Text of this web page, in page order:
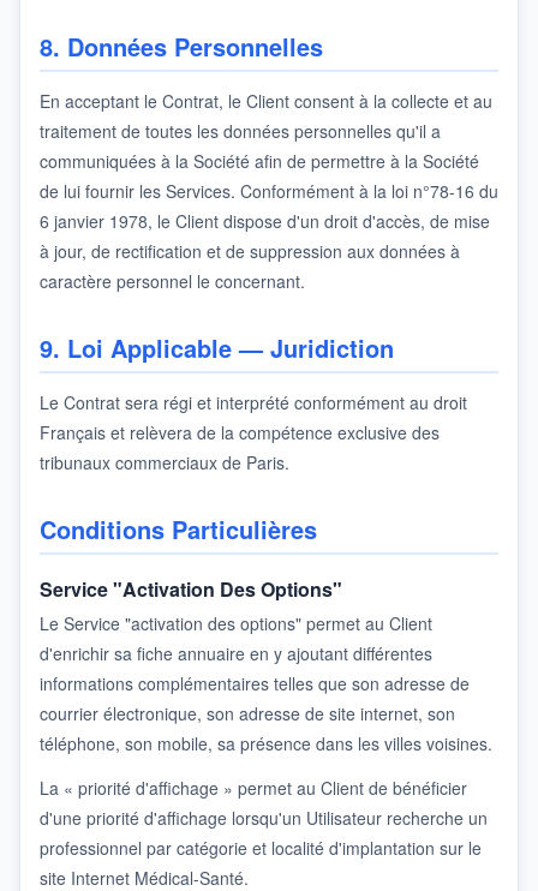
8. Données Personnelles
En acceptant le Contrat, le Client consent à la collecte et au
traitement de toutes les données personnelles qu'il a
communiquées à la Société afin de permettre à la Société
de lui fournir les Services. Conformément à la loi n°78-16 du
6 janvier 1978, le Client dispose d'un droit d'accès, de mise
à jour, de rectification et de suppression aux données à
caractère personnel le concernant.
9. Loi Applicable — Juridiction
Le Contrat sera régi et interprété conformément au droit
Français et relèvera de la compétence exclusive des
tribunaux commerciaux de Paris.
Conditions Particulières
Service "activation Des Options"
Le Service "activation des options" permet au Client
d'enrichir sa fiche annuaire en y ajoutant différentes
informations complémentaires telles que son adresse de
courrier électronique, son adresse de site internet, son
téléphone, son mobile, sa présence dans les villes voisines.
La « priorité d'affichage » permet au Client de bénéficier
d'une priorité d'affichage lorsqu'un Utilisateur recherche un
professionnel par catégorie et localité d'implantation sur le
site Internet Médical-Santé.